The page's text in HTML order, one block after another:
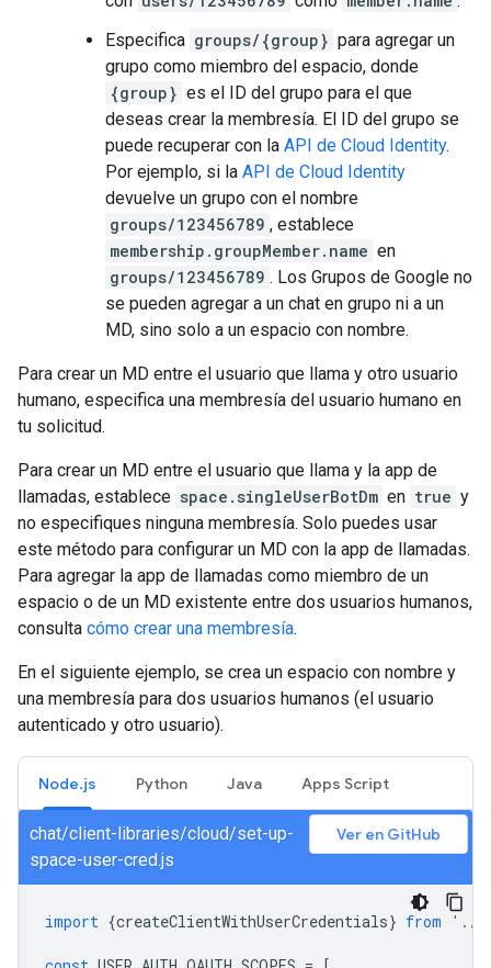
Especifica groups/{group} para agregar un
grupo como miembro del espacio, donde
{group} es el ID del grupo para el que
deseas crear la membresía. El ID del grupo se
puede recuperar con la API de Cloud Identity.
Por ejemplo, si la API de Cloud Identity
devuelve un grupo con el nombre
groups/123456789 , establece
membership.groupMember.name en
groups/123456789 . Los Grupos de Google no
se pueden agregar a un chat en grupo ni a un
MD, sino solo a un espacio con nombre.
Para crear un MD entre el usuario que llama y otro usuario
humano, especifica una membresía del usuario humano en
tu solicitud.
Para crear un MD entre el usuario que llama y la app de
llamadas, establece space.singleUserBotDm en true y
no especifiques ninguna membresía. Solo puedes usar
este método para configurar un MD con la app de llamadas.
Para agregar la app de llamadas como miembro de un
espacio o de un MD existente entre dos usuarios humanos,
consulta cómo crear una membresía.
En el siguiente ejemplo, se crea un espacio con nombre y
una membresía para dos usuarios humanos (el usuario
autenticado y otro usuario).
Node.js Python Java Apps Script
chat/client-libraries/cloud/set-up-
space-user-cred.js
Ver en GitHub
import {createClientWithUserCredentials} from './